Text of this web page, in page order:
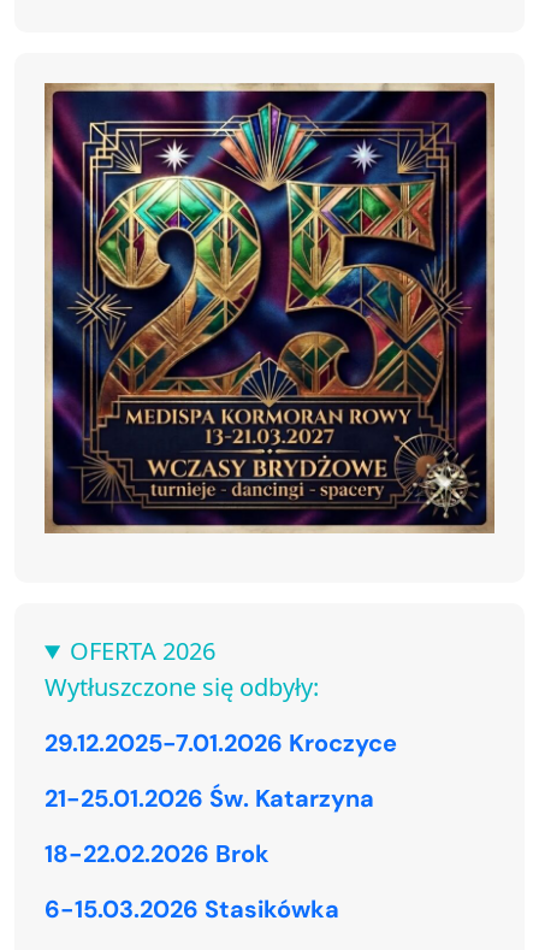
OFERTA 2026
Wytłuszczone się odbyły:
29.12.2025-7.01.2026 Kroczyce
21-25.01.2026 Św. Katarzyna
18-22.02.2026 Brok
6-15.03.2026 Stasikówka